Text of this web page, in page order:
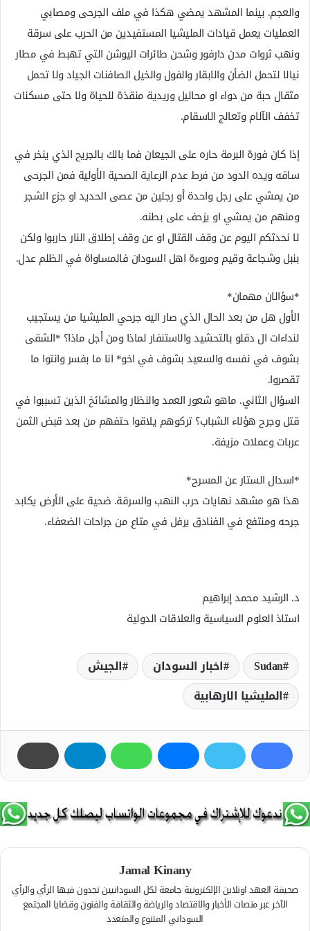
والعجم. بينما المشهد يمضي هكذا في ملف الجرحى ومصابي
العمليات يعمل قيادات المليشيا المستفيدين من الحرب على سرقة
ونهب ثروات مدن دارفور وشحن طائرات اليوشن التي تهبط في مطار
نيالا لتحمل الضأن والابقار والفول والخيل الصافنات الجياد ولا تحمل
مثقال حبة من دواء او محاليل وريدية منقذة للحياة ولا حتى مسكنات
تخفف الآلام وتعالج الاسقام.
إذا كان فورة البرمة حاره على الجيعان فما بالك بالجريح الذي ينخر في
ساقه ويده الدود من فرط عدم الرعاية الصحية الأولية فمن الجرحى
من يمشي على رجل واحدة أو رجلين من عصى الحديد او جزع الشجر
ومنهم من يمشي او يزحف على بطنه.
لا نحدثكم اليوم عن وقف القتال او عن وقف إطلاق النار حاربوا ولكن
بنبل وشجاعة وقيم ومروءة اهل السودان فالمساواة في الظلم عدل.
*سؤالان مهمان*
الأول هل من بعد الحال الذي صار اليه جرحي المليشيا من يستجيب
لنداءات ال دقلو بالتحشيد والاستنفار لماذا ومن أجل ماذا؟ *الشقى
بشوف في نفسه والسعيد بشوف في اخو* انا ما بفسر وانتوا ما
تقصروا.
السؤال الثاني. ماهو شعور العمد والنظار والمشائخ الذين تسببوا في
قتل وجرح هؤلاء الشباب؟ تركوهم يلاقوا حتفهم من بعد قبض الثمن
عربات وعملات مزيفة.
*اسدال الستار عن المسرح*
هذا هو مشهد نهايات حرب النهب والسرقة. ضحية على الأرض يكابد
جرحه ومنتفع في الفنادق يرفل في متاع من جراحات الضعفاء.
د. الرشيد محمد إبراهيم
استاذ العلوم السياسية والعلاقات الدولية
Sudan اخبار السودان
الجيش
المليشيا الارھابية
Jamal Kinany
صحيفة العهد اونلاين الإلكترونية جامعة لكل السودانيين تجدون فيها الرأي والرأي
الآخر عبر منصات الأخبار والاقتصاد والرياضة والثقافة والفنون وقضايا المجتمع
السوداني المتنوع والمتعدد